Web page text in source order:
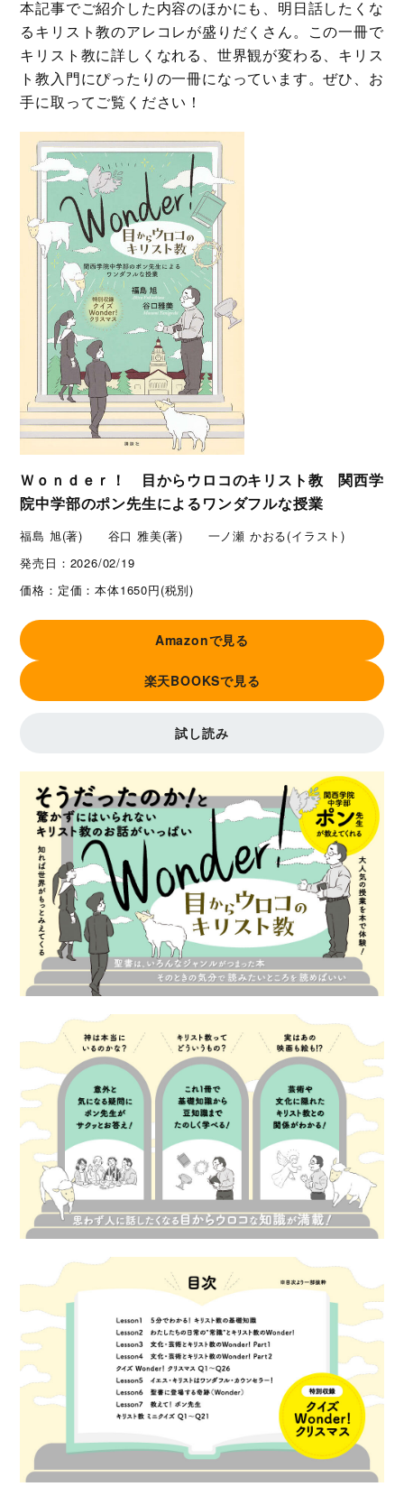
本記事でご紹介した内容のほかにも、明日話したくな
るキリスト教のアレコレが盛りだくさん。この一冊で
キリスト教に詳しくなれる、世界観が変わる、キリス
ト教入門にぴったりの一冊になっています。ぜひ、お
手に取ってご覧ください！
Ｗｏｎｄｅｒ！ 目からウロコのキリスト教 関西学
院中学部のポン先生によるワンダフルな授業
福島 旭(著) 谷口 雅美(著) 一ノ瀬 かおる(イラスト)
発売日： 2026/02/19
価格： 定価：本体1650円(税別)
Amazonで見る
楽天BOOKSで見る
試し読み